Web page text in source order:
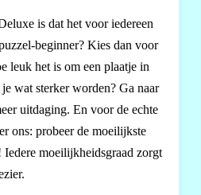
is dat het voor iedereen
beginner? Kies dan voor
leuk het is om een plaatje in
wat sterker worden? Ga naar
uitdaging. En voor de echte
ons: probeer de moeilijkste
Iedere moeilijkheidsgraad zorgt